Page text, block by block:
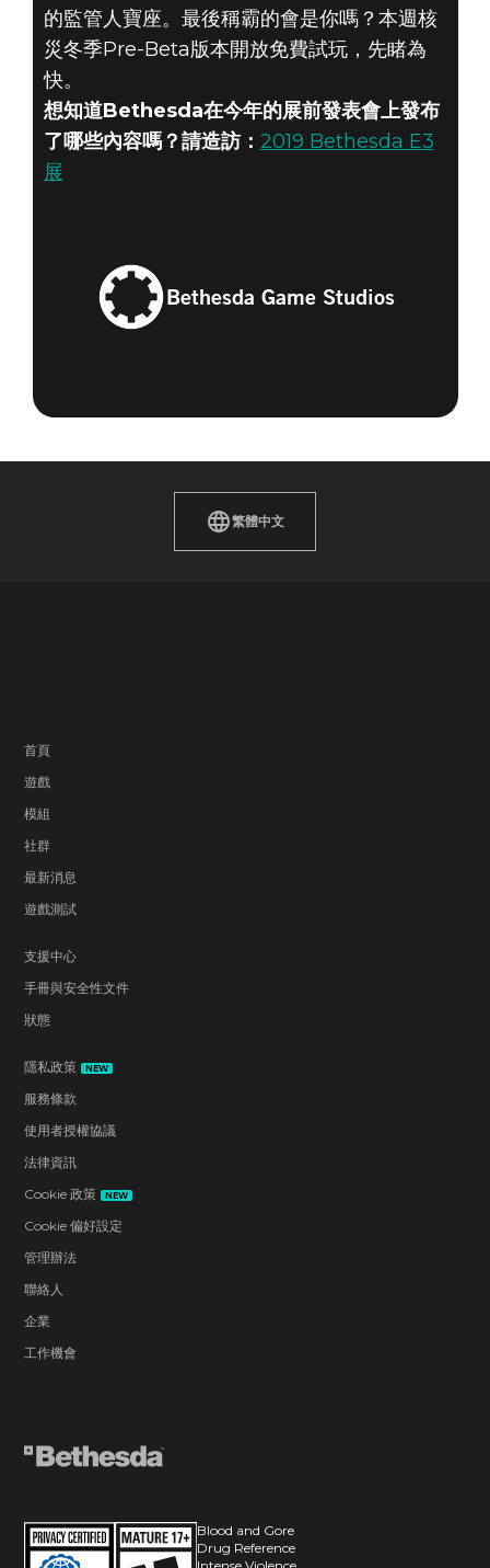
的監管人寶座。最後稱霸的會是你嗎？本週核
災冬季Pre-Beta版本開放免費試玩，先睹為
快。
想知道Bethesda在今年的展前發表會上發布
了哪些內容嗎？請造訪： 2019 Bethesda E3
展
Bethesda Game Studios
繁體中文
首頁
遊戲
模組
社群
最新消息
遊戲測試
支援中心
手冊與安全性文件
狀態
隱私政策 NEW
服務條款
使用者授權協議
法律資訊
Cookie 政策
NEW
Cookie 偏好設定
管理辦法
聯絡人
企業
工作機會
Blood and Gore
Drug Reference